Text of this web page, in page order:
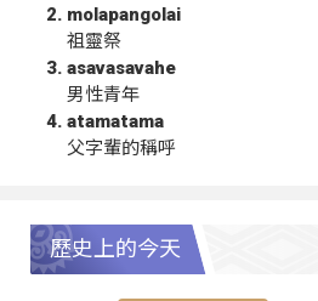
molapangolai
祖靈祭
asavasavahe
男性青年
atamatama
父字輩的稱呼
歷史上的今天